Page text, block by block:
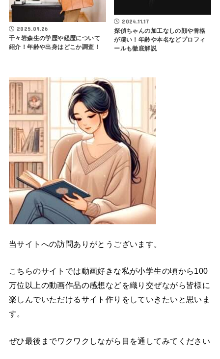
2025.09.26
千々岩森生の学歴や経歴について
紹介！年齢や出身はどこか調査！
2024.11.17
探偵ちゃんの加工なしの顔や骨格
が凄い！年齢や本名などプロフィ
ールも徹底解説
当サイトへの訪問ありがとうございます。
こちらのサイトでは動画好きな私が小学生の頃から100
万位以上の動画作品の感想などを織り交ぜながら皆様に
楽しんでいただけるサイト作りをしていきたいと思いま
す。
ぜひ最後までワクワクしながら目を通してみてください